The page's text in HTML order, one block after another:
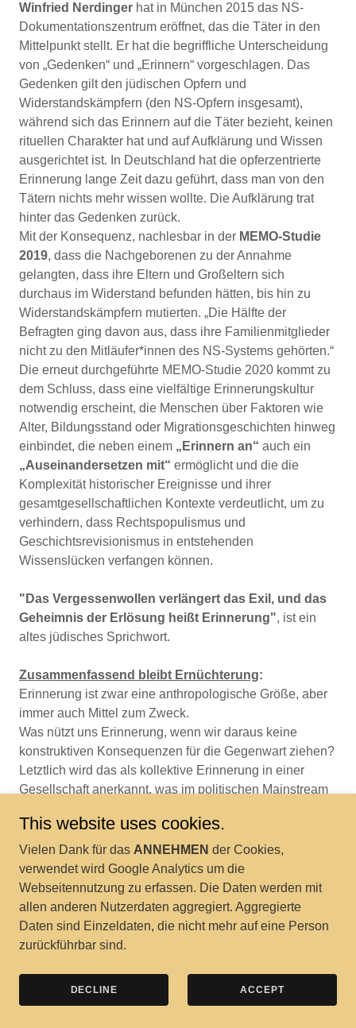
Winfried Nerdinger hat in München 2015 das NS-
Dokumentationszentrum eröffnet, das die Täter in den
Mittelpunkt stellt. Er hat die begriffliche Unterscheidung
von „Gedenken“ und „Erinnern“ vorgeschlagen. Das
Gedenken gilt den jüdischen Opfern und
Widerstandskämpfern (den NS-Opfern insgesamt),
während sich das Erinnern auf die Täter bezieht, keinen
rituellen Charakter hat und auf Aufklärung und Wissen
ausgerichtet ist. In Deutschland hat die opferzentrierte
Erinnerung lange Zeit dazu geführt, dass man von den
Tätern nichts mehr wissen wollte. Die Aufklärung trat
hinter das Gedenken zurück.
Mit der Konsequenz, nachlesbar in der MEMO-Studie
2019, dass die Nachgeborenen zu der Annahme
gelangten, dass ihre Eltern und Großeltern sich
durchaus im Widerstand befunden hätten, bis hin zu
Widerstandskämpfern mutierten. „Die Hälfte der
Befragten ging davon aus, dass ihre Familienmitglieder
nicht zu den Mitläufer*innen des NS-Systems gehörten.“
Die erneut durchgeführte MEMO-Studie 2020 kommt zu
dem Schluss, dass eine vielfältige Erinnerungskultur
notwendig erscheint, die Menschen über Faktoren wie
Alter, Bildungsstand oder Migrationsgeschichten hinweg
einbindet, die neben einem „Erinnern an“ auch ein
„Auseinandersetzen mit“ ermöglicht und die die
Komplexität historischer Ereignisse und ihrer
gesamtgesellschaftlichen Kontexte verdeutlicht, um zu
verhindern, dass Rechtspopulismus und
Geschichtsrevisionismus in entstehenden
Wissenslücken verfangen können.
"Das Vergessenwollen verlängert das Exil, und das
Geheimnis der Erlösung heißt Erinnerung", ist ein
altes jüdisches Sprichwort.
Zusammenfassend bleibt Ernüchterung:
Erinnerung ist zwar eine anthropologische Größe, aber
immer auch Mittel zum Zweck.
Was nützt uns Erinnerung, wenn wir daraus keine
konstruktiven Konsequenzen für die Gegenwart ziehen?
Letztlich wird das als kollektive Erinnerung in einer
Gesellschaft anerkannt, was im politischen Mainstream
Z.B. wurde in Russland lange nicht über die Stalinzeit
gesprochen, (jetzt wieder, allerdings wird Stalin von
Putin verbrämt) in Frankreich nicht über seine
Kolonialzeit und in Deutschland nicht über seine
ehemaligen NS-Unterstützer*innen in der Bevölkerung.
Damit wird kommunikatives Lernen und Handeln aus
den Erkenntnissen erschwert. Darunter fällt auch der
This website uses cookies.
Vielen Dank für das ANNEHMEN der Cookies,
verwendet wird Google Analytics um die
Webseitennutzung zu erfassen. Die Daten werden mit
allen anderen Nutzerdaten aggregiert. Aggregierte
Daten sind Einzeldaten, die nicht mehr auf eine Person
zurückführbar sind.
DECLINE ACCEPT